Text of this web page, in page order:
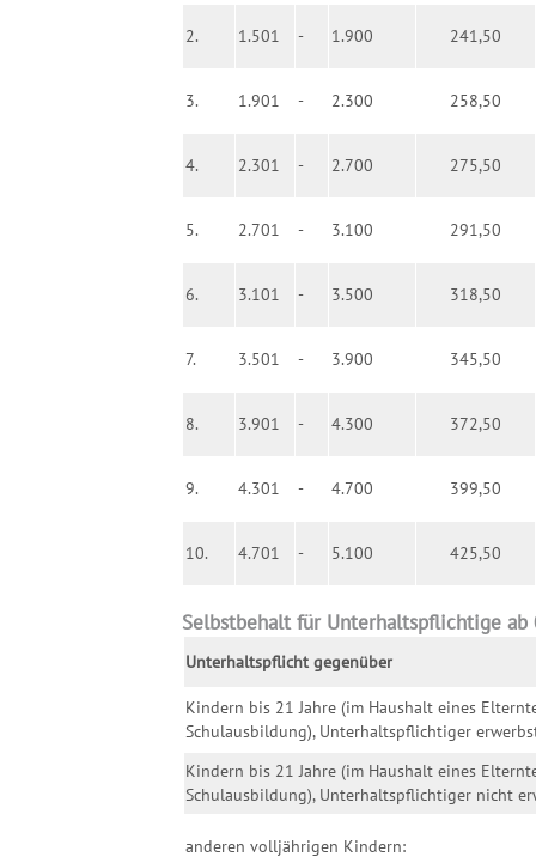
2. 1.501 - 1.900 241,50
3. 1.901 - 2.300 258,50
4. 2.301 - 2.700 275,50
5. 2.701 - 3.100 291,50
6. 3.101 - 3.500 318,50
7. 3.501 - 3.900 345,50
8. 3.901 - 4.300 372,50
9. 4.301 - 4.700 399,50
10. 4.701 - 5.100 425,50
Selbstbehalt für Unterhaltspflichtige ab
Unterhaltspflicht gegenüber
Kindern bis 21 Jahre (im Haushalt eines
Schulausbildung), Unterhaltspflichtiger
Kindern bis 21 Jahre (im Haushalt eines
Schulausbildung), Unterhaltspflichtiger nicht
anderen volljährigen Kindern: